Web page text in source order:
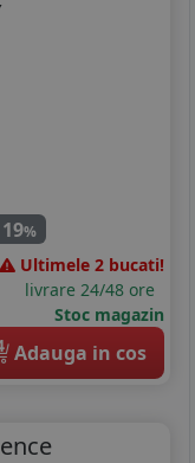
19%
Ultimele 2 bucati!
livrare 24/48 ore
Stoc magazin
Adauga in cos